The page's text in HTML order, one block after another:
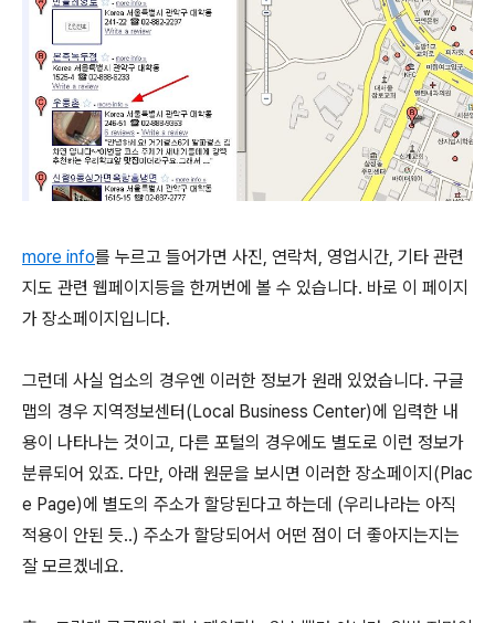
more info를 누르고 들어가면 사진, 연락처, 영업시간, 기타 관련
지도 관련 웹페이지등을 한꺼번에 볼 수 있습니다. 바로 이 페이지
가 장소페이지입니다.
그런데 사실 업소의 경우엔 이러한 정보가 원래 있었습니다. 구글
맵의 경우 지역정보센터(Local Business Center)에 입력한 내
용이 나타나는 것이고, 다른 포털의 경우에도 별도로 이런 정보가
분류되어 있죠. 다만, 아래 원문을 보시면 이러한 장소페이지(Plac
e Page)에 별도의 주소가 할당된다고 하는데 (우리나라는 아직
적용이 안된 듯..) 주소가 할당되어서 어떤 점이 더 좋아지는지는
잘 모르곘네요.